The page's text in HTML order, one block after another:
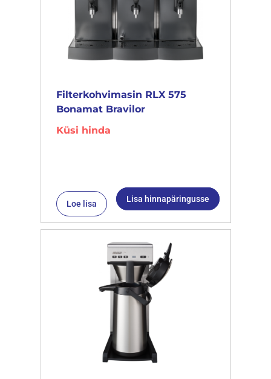
Filterkohvimasin RLX 575
Bonamat Bravilor
Küsi hinda
Loe lisa Lisa hinnapäringusse